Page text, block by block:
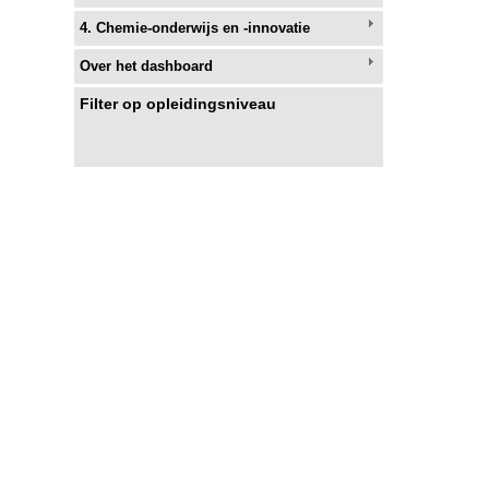
4. Chemie-onderwijs en -innovatie
Over het dashboard
Filter op opleidingsniveau